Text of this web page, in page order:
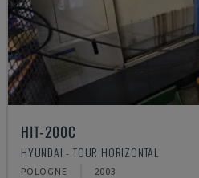
HIT-200C
HYUNDAI - TOUR HORIZONTAL
POLOGNE 2003